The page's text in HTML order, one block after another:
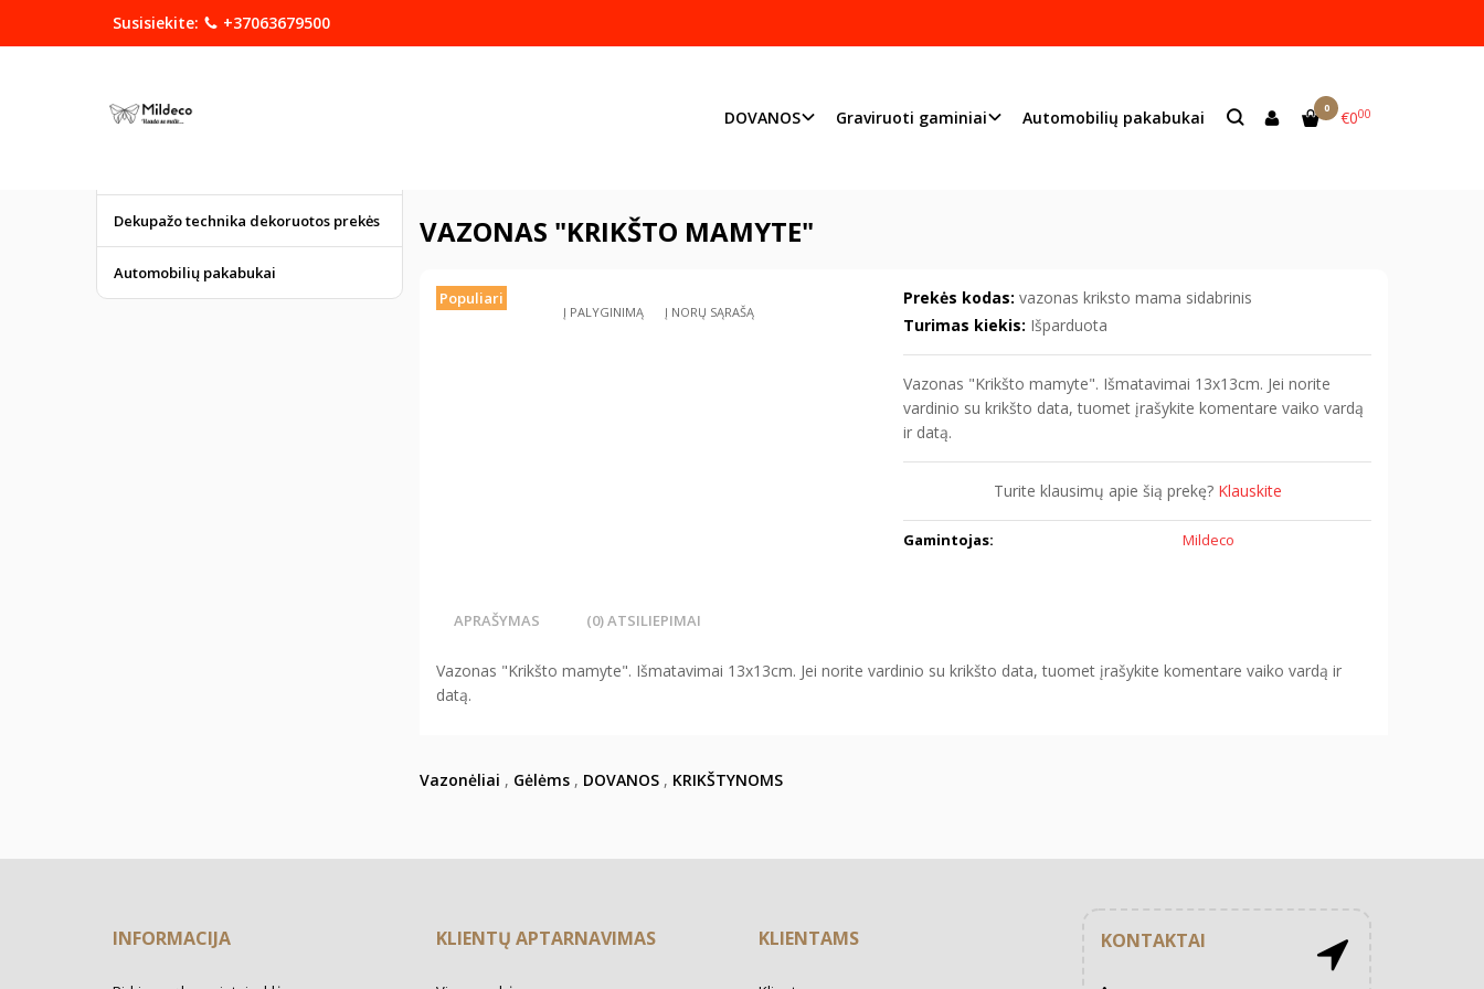
Susisiekite: +37063679500
DOVANOS Graviruoti gaminiai Automobilių pakabukai 0 €000
Pjaustome ir graviruojame lazeriu.
Priimame individualius užsakymus: info@mildeco.lt
VAZONAS "KRIKŠTO MAMYTE"
Populiari
Į PALYGINIMĄ Į NORŲ SĄRAŠĄ
Prekės kodas: vazonas kriksto mama sidabrinis
Turimas kiekis: Išparduota
Vazonas "Krikšto mamyte". Išmatavimai 13x13cm. Jei norite
vardinio su krikšto data, tuomet įrašykite komentare vaiko vardą
ir datą.
Turite klausimų apie šią prekę? Klauskite
Gamintojas: Mildeco
APRAŠYMAS (0) ATSILIEPIMAI
Vazonas "Krikšto mamyte". Išmatavimai 13x13cm. Jei norite vardinio su krikšto data, tuomet įrašykite komentare vaiko vardą ir
datą.
Vazonėliai , Gėlėms, DOVANOS, KRIKŠTYNOMS
DOVANOS
Dekupažo technika dekoruotos prekės
Automobilių pakabukai
INFORMACIJA KLIENTŲ APTARNAVIMAS KLIENTAMS KONTAKTAI